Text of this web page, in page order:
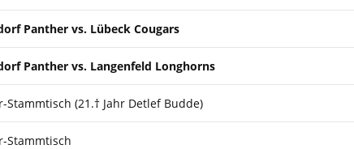
Panther vs. Lübeck Cougars
Panther vs. Langenfeld Longhorns
Stammtisch (21.† Jahr Detlef Budde)
Stammtisch